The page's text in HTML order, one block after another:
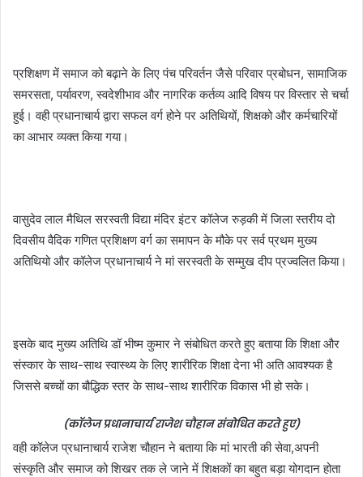
प्रशिक्षण में समाज को बढ़ाने के लिए पंच परिवर्तन जैसे परिवार प्रबोधन, सामाजिक
समरसता, पर्यावरण, स्वदेशीभाव और नागरिक कर्तव्य आदि विषय पर विस्तार से चर्चा
हुई। वही प्रधानाचार्य द्वारा सफल वर्ग होने पर अतिथियों, शिक्षको और कर्मचारियों
का आभार व्यक्त किया गया।
वासुदेव लाल मैथिल सरस्वती विद्या मंदिर इंटर कॉलेज रुड़की में जिला स्तरीय दो
दिवसीय वैदिक गणित प्रशिक्षण वर्ग का समापन के मौके पर सर्व प्रथम मुख्य
अतिथियो और कॉलेज प्रधानाचार्य ने मां सरस्वती के सम्मुख दीप प्रज्वलित किया।
इसके बाद मुख्य अतिथि डॉ भीष्म कुमार ने संबोधित करते हुए बताया कि शिक्षा और
संस्कार के साथ-साथ स्वास्थ्य के लिए शारीरिक शिक्षा देना भी अति आवश्यक है
जिससे बच्चों का बौद्धिक स्तर के साथ-साथ शारीरिक विकास भी हो सके।
(कॉलेज प्रधानाचार्य राजेश चौहान संबोधित करते हुए)
वही कॉलेज प्रधानाचार्य राजेश चौहान ने बताया कि मां भारती की सेवा,अपनी
संस्कृति और समाज को शिखर तक ले जाने में शिक्षकों का बहुत बड़ा योगदान होता